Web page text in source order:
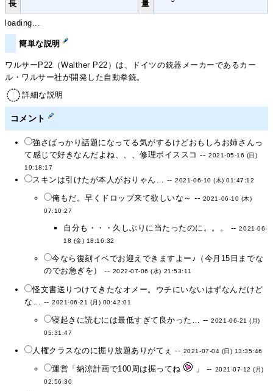
長 量
loading...
簡単な説明
ワルサーP22（Walther P22）は、ドイツの銃器メーカーであるカー
ル・ワルサー社が開発した自動拳銃。
詳細な説明
コメント
強さばっかり話題になってる気がするけどおもしろお姉さんっ
て感じで好きなんだよね、、、修理ボイススコ -- 2021-05-16 (日)
19:18:17
スキンは引けたが本人がおりゃん… --2021-06-10 (木) 01:47:12
俺もだ。早くドロップ来て欲しいな～ -- 2021-06-10 (木)
07:10:27
自分も・・・久しぶりに当たったのに。。。 --2021-06-
18 (金) 18:16:32
今なら復刻イベでお迎えできますよー♪（今月15日までな
のでお急ぎを） -- 2022-07-06 (水) 21:53:11
怪文書送りつけてきたなオメー。ウチにいないはずなんだけど
な… --2021-06-21 (月) 00:42:01
寝起きに読むには最低すぎて良かった… --2021-06-21 (月)
05:31:47
人権クラスなのに掘り放題ありがてぇ -- 2021-07-04 (日) 13:35:46
運営「納涼計画で100周は掘ってね 」 -- 2021-07-12 (月)
02:56:30